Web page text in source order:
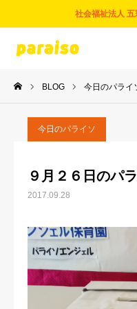
社会福祉法人 五
BLOG 今日のパライ
今日のパライソ
９月２６日のパ
2017.09.28
お問合せ
アクセス
事業とサービス
お知らせ